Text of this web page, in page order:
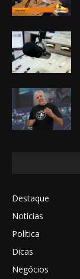
Destaque
Notícias
Política
Dicas
Negócios